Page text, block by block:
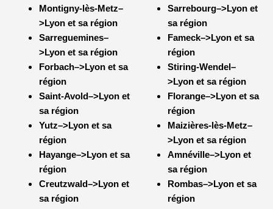
Montigny-lès-Metz–
>Lyon et sa région
Sarreguemines–
>Lyon et sa région
Forbach–>Lyon et sa
région
Saint-Avold–>Lyon et
sa région
Yutz–>Lyon et sa
région
Hayange–>Lyon et sa
région
Creutzwald–>Lyon et
sa région
Sarrebourg–>Lyon et
sa région
Fameck–>Lyon et sa
région
Stiring-Wendel–
>Lyon et sa région
Florange–>Lyon et sa
région
Maizières-lès-Metz–
>Lyon et sa région
Amnéville–>Lyon et
sa région
Rombas–>Lyon et sa
région